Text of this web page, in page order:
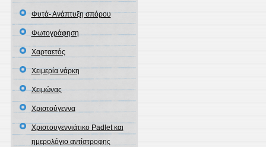
Φυτά- Ανάπτυξη σπόρου
Φωτογράφηση
Χαρταετός
Χειμερία νάρκη
Χειμώνας
Χριστούγεννα
Χριστουγεννιάτικο Padlet και
ημερολόγιο αντίστροφης